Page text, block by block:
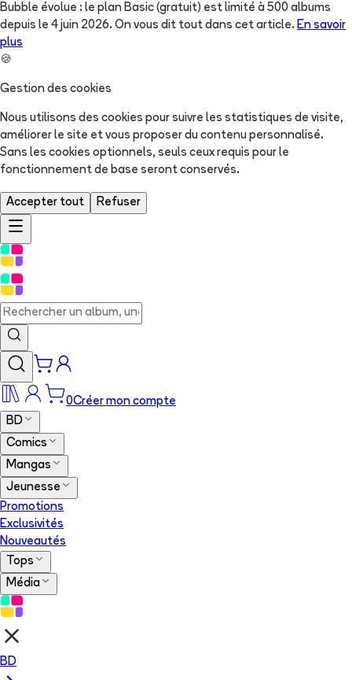
Bubble évolue : le plan Basic (gratuit) est limité à 500 albums
depuis le 4 juin 2026. On vous dit tout dans cet article. En savoir
plus
🍪
Gestion des cookies
Nous utilisons des cookies pour suivre les statistiques de visite,
améliorer le site et vous proposer du contenu personnalisé.
Sans les cookies optionnels, seuls ceux requis pour le
fonctionnement de base seront conservés.
Accepter tout Refuser
0Créer mon compte
BD
Comics
Mangas
Jeunesse
Promotions
Exclusivités
Nouveautés
Tops
Média
BD